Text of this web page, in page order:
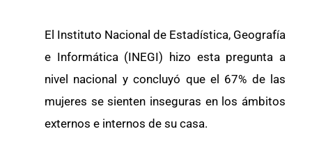
El Instituto Nacional de Estadística, Geografía
e Informática (INEGI) hizo esta pregunta a
nivel nacional y concluyó que el 67% de las
mujeres se sienten inseguras en los ámbitos
externos e internos de su casa.